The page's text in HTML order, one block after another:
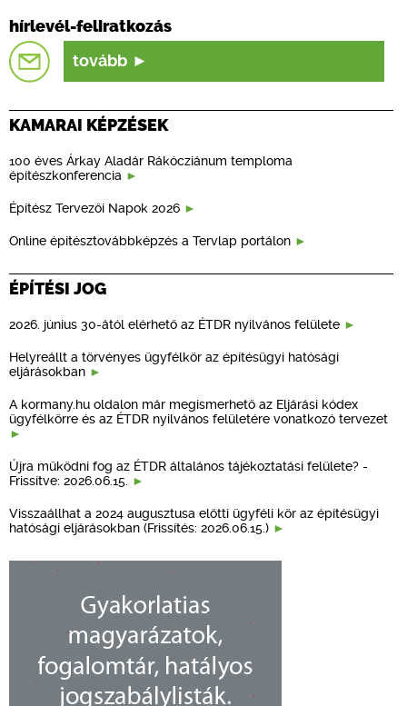
hírlevél-feliratkozás
tovább
KAMARAI KÉPZÉSEK
100 éves Árkay Aladár Rákócziánum temploma
építészkonferencia
Építész Tervezői Napok 2026
Online építésztovábbképzés a Tervlap portálon
ÉPÍTÉSI JOG
2026. június 30-ától elérhető az ÉTDR nyilvános felülete
Helyreállt a törvényes ügyfélkör az építésügyi hatósági
eljárásokban
A kormany.hu oldalon már megismerhető az Eljárási kódex
ügyfélkörre és az ÉTDR nyilvános felületére vonatkozó tervezet
Újra működni fog az ÉTDR általános tájékoztatási felülete? -
Frissítve: 2026.06.15.
Visszaállhat a 2024 augusztusa előtti ügyféli kör az építésügyi
hatósági eljárásokban (Frissítés: 2026.06.15.)